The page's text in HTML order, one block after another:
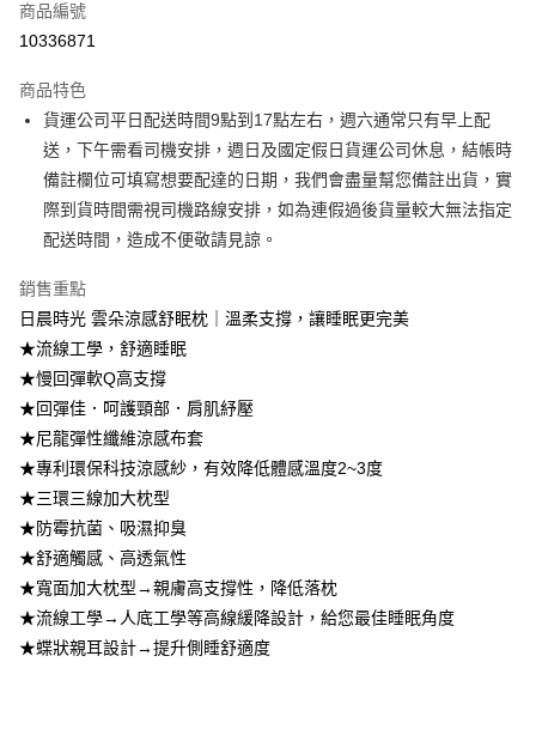
信用卡分期付款
合作金庫商業銀行
華南商業銀行
彰化商業銀行
上海商業儲蓄銀行
台北富邦商業銀行
國泰世華商業銀行
兆豐國際商業銀行
臺灣中小企業銀行
台中商業銀行
匯豐（台灣）商業銀行
聯邦商業銀行
元大商業銀行
台新國際商業銀行
中國信託商業銀行
台灣樂天信用卡公司
6 期 0 利率 每期
華南商業銀行
彰化商業銀行
上海商業儲蓄銀行
台北富邦商業銀行
國泰世華商業銀行
兆豐國際商業銀行
臺灣中小企業銀行
聯邦商業銀行
元大商業銀行
永豐商業銀行
玉山商業銀行
台灣樂天信用卡公司
LINE Pay
Apple Pay
街口支付
悠遊付
Google Pay
【大哥付你分期使用說明】
1.本服務由台灣大哥大提供，台灣大哥大用戶可立即使用無須另外申請。
2.付款方式選擇「大哥付你分期」，訂單成立後會自動跳轉到大哥付的交易
流程，驗證手機門號後，選擇欲分期的期數、繳款截止日，確認付款後即完
成交易。
3.實際核准額度、可分期數及費用金額請依後續交易確認頁面所載為準。
4.訂單成立30分鐘內，如未前往確認交易或遇審核未通過，訂單將自動取
法說明評估內容。
【繳款方式說明】
1.分期款項不併入電信帳單，「大哥付你分期」於每月結算日後寄送繳費提
醒簡訊。
AFTEE先享後付
相關說明
【關於「AFTEE先享後付」】
AFTEE先享後付是「在收到商品之後才付款」的支付方式。 讓您購物簡單
便利好安心！
１．簡單：不需註冊會員、不需綁卡、不需儲值。
２．便利：只要手機號碼，簡訊認證，即可結帳。
【「AFTEE先享後付」結帳流程】
運送方式
宅配
每筆NT$100，滿NT$599(含以上)免運費
商品編號
10336871
商品特色
貨運公司平日配送時間9點到17點左右，週六通常只有早上配
送，下午需看司機安排，週日及國定假日貨運公司休息，結帳時
備註欄位可填寫想要配達的日期，我們會盡量幫您備註出貨，實
際到貨時間需視司機路線安排，如為連假過後貨量較大無法指定
配送時間，造成不便敬請見諒。
銷售重點
日晨時光 雲朵涼感舒眠枕｜溫柔支撐，讓睡眠更完美
★流線工學，舒適睡眠
★慢回彈軟Q高支撐
★回彈佳．呵護頸部．肩肌紓壓
★尼龍彈性纖維涼感布套
★專利環保科技涼感紗，有效降低體感溫度2~3度
★三環三線加大枕型
★防霉抗菌、吸濕抑臭
★舒適觸感、高透氣性
★寬面加大枕型→親膚高支撐性，降低落枕
★流線工學→人底工學等高線緩降設計，給您最佳睡眠角度
★蝶狀親耳設計→提升側睡舒適度